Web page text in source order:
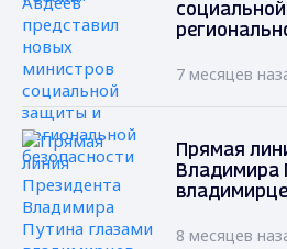
7 месяцев
Прямая
Владимира
8 месяцев